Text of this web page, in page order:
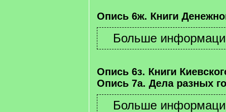
Опись 6ж. Книги
Опись 6з. Книги
Опись 7а. Дела разных